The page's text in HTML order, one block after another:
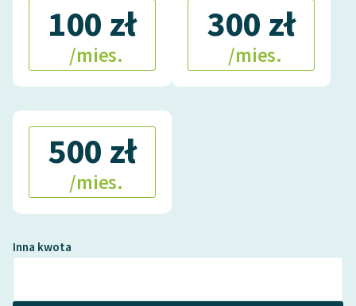
100 zł
/mies.
300 zł
/mies.
500 zł
/mies.
Inna kwota